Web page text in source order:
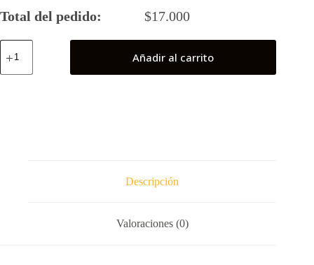
Total del pedido: $17.000
Superman
Val
Añadir al carrito
Descripción
Valoraciones (0)